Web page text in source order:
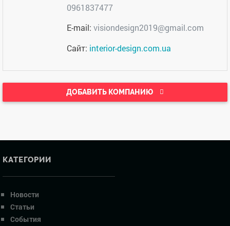
0961837477
E-mail: visiondesign2019@gmail.com
Сайт: interior-design.com.ua
ДОБАВИТЬ КОМПАНИЮ
КАТЕГОРИИ
Новости
Статьи
События